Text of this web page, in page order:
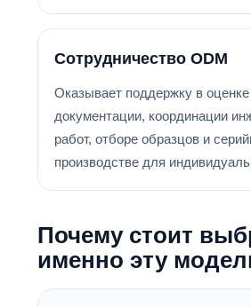
Сотрудничество ODM
Оказывает поддержку в оценке
документации, координации
работ, отборе образцов и
производстве для
Почему стоит
именно эту